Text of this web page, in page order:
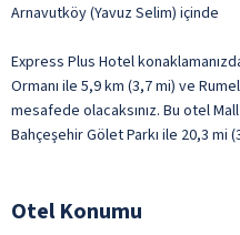
Arnavutköy (Yavuz Selim) içinde
Express Plus Hotel
Ormanı ile 5,9 km (3,7 mi) ve
mesafede olacaksınız. Bu otel
Bahçeşehir Gölet Parkı ile 20,3 mi
Otel Konumu